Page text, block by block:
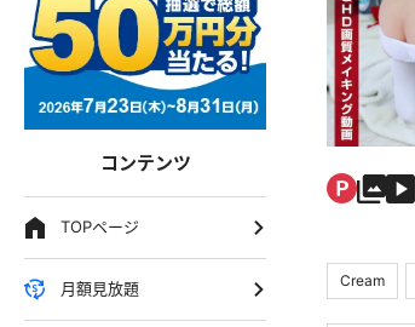
コンテンツ
TOPページ
月額見放題 Cream